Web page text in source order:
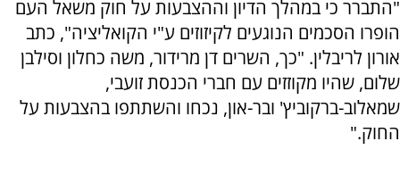
"התברר כי במהלך הדיון וההצבעות על חוק משאל העם
הופרו הסכמים הנוגעים לקיזוזים ע"י הקואליציה", כתב
אורון לריבלין. "כך, השרים דן מרידור, משה כחלון וסילבן
שלום, שהיו מקוזזים עם חברי הכנסת זועבי,
שמאלוב-ברקוביץ' ובר-און, נכחו והשתתפו בהצבעות על
החוק."